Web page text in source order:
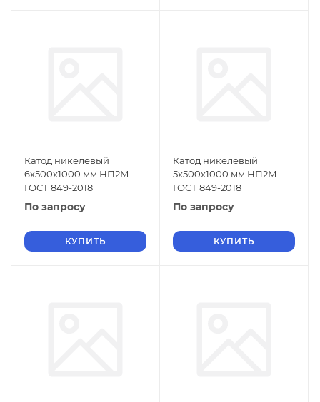
Катод никелевый
6х500х1000 мм НП2М
ГОСТ 849-2018
По запросу
КУПИТЬ
Катод никелевый
5х500х1000 мм НП2М
ГОСТ 849-2018
По запросу
КУПИТЬ